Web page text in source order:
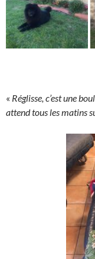
« Réglisse, c’est une
attend tous les matins